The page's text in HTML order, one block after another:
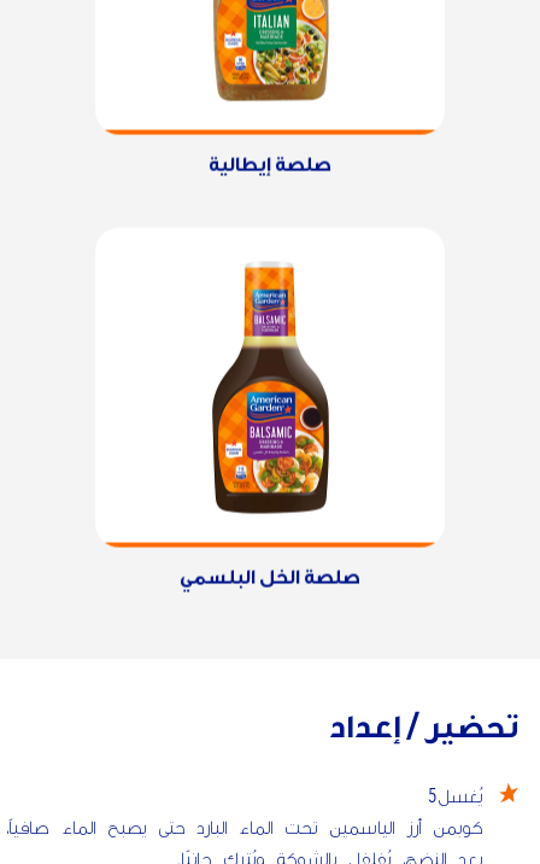
صلصة إيطالية
صلصة الخل البلسمي
تحضير / إعداد
يُغسل5
كوبمن أرز الياسمين تحت الماء البارد حتى يصبح الماء